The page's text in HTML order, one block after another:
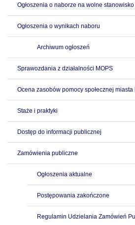
Ogłoszenia o naborze na wolne
Ogłoszenia o wynikach naboru
Archiwum ogłoszeń
Sprawozdania z działalności MOPS
Ocena zasobów pomocy społecznej miasta
Staże i praktyki
Dostęp do informacji publicznej
Zamówienia publiczne
Ogłoszenia aktualne
Postępowania zakończone
Regulamin Udzielania Zamówień